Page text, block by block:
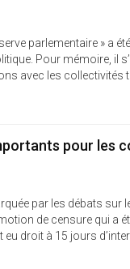
parlementaire » a
Pour mémoire, il
avec les collectivités
pour les
par les débats sur
de censure qui a
eu droit à 15 jours